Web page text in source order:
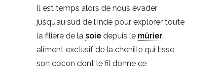
Il est temps alors de nous évader
jusqu’au sud de l’Inde pour explorer toute
la filière de la soie depuis le mûrier,
aliment exclusif de la chenille qui tisse
son cocon dont le fil donne ce